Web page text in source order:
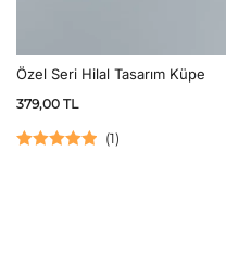
Özel Seri Hilal Tasarım Küpe
379,00 TL
(1)